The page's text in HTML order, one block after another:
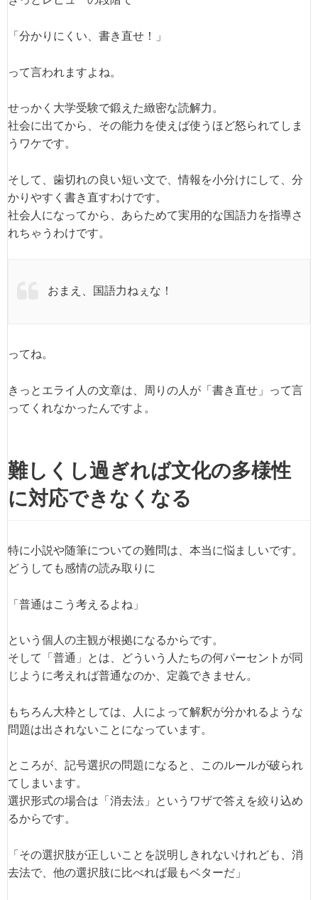
「分かりにくい、書き直せ！」
って言われますよね。
せっかく大学受験で鍛えた緻密な読解力。
社会に出てから、その能力を使えば使うほど怒られてしま
うワケです。
そして、歯切れの良い短い文で、情報を小分けにして、分
かりやすく書き直すわけです。
社会人になってから、あらためて実用的な国語力を指導さ
れちゃうわけです。
おまえ、国語力ねぇな！
ってね。
きっとエライ人の文章は、周りの人が「書き直せ」って言
ってくれなかったんですよ。
難しくし過ぎれば文化の多様性
に対応できなくなる
特に小説や随筆についての難問は、本当に悩ましいです。
どうしても感情の読み取りに
「普通はこう考えるよね」
という個人の主観が根拠になるからです。
そして「普通」とは、どういう人たちの何パーセントが同
じように考えれば普通なのか、定義できません。
もちろん大枠としては、人によって解釈が分かれるような
問題は出されないことになっています。
ところが、記号選択の問題になると、このルールが破られ
てしまいます。
選択形式の場合は「消去法」というワザで答えを絞り込め
るからです。
「その選択肢が正しいことを説明しきれないけれども、消
去法で、他の選択肢に比べれば最もベターだ」